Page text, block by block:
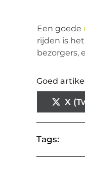
Een goede
rijden is
bezorgers,
Goed
X
Tags: